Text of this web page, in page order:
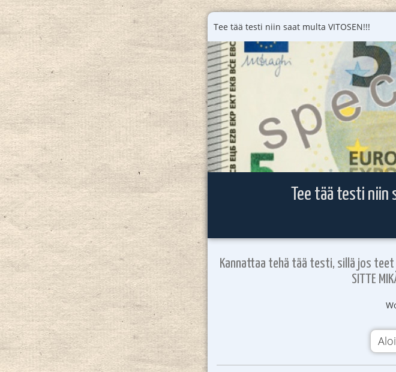
Tee tää testi niin saat multa VITOSEN!!!
Tee tää testi niin
Kannattaa tehä tää testi, sillä jos teet
SITTE